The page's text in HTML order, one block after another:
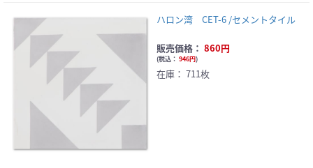
ハロン湾 CET-6 /セメントタイル
販売価格： 860円
(税込： 946円)
在庫： 711枚